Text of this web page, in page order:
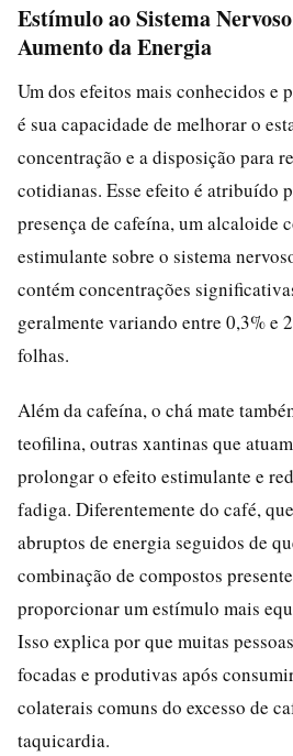
Estímulo ao Sistema
Aumento da Energia
Um dos efeitos mais conhecidos e
é sua capacidade de melhorar o
concentração e a disposição para
cotidianas. Esse efeito é atribuído
presença de cafeína, um alcaloide
estimulante sobre o sistema
contém concentrações
geralmente variando entre 0,3% e
folhas.
Além da cafeína, o chá mate
teofilina, outras xantinas que
prolongar o efeito estimulante e
fadiga. Diferentemente do café,
abruptos de energia seguidos de
combinação de compostos
proporcionar um estímulo mais
Isso explica por que muitas
focadas e produtivas após
colaterais comuns do excesso de
taquicardia.